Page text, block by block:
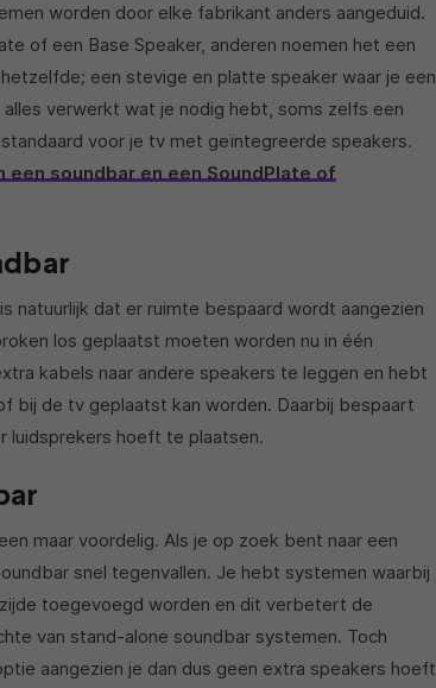
worden door elke fabrikant anders aangeduid.
of een Base Speaker, anderen noemen het een
een stevige en platte speaker waar je een
verwerkt wat je nodig hebt, soms zelfs een
voor je tv met geïntegreerde speakers.
soundbar en een SoundPlate of
natuurlijk dat er ruimte bespaard wordt aangezien
los geplaatst moeten worden nu in één
kabels naar andere speakers te leggen en hebt
bij de tv geplaatst kan worden. Daarbij bespaart
luidsprekers hoeft te plaatsen.
maar voordelig. Als je op zoek bent naar een
snel tegenvallen. Je hebt systemen waarbij
toegevoegd worden en dit verbetert de
van stand-alone soundbar systemen. Toch
aangezien je dan dus geen extra speakers hoeft